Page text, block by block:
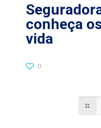
conheça
vida
0